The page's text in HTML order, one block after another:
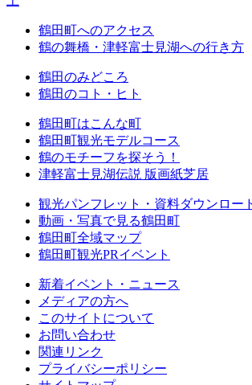
鶴田町へのアクセス
鶴の舞橋・津軽富士見湖への行き方
鶴田のみどころ
鶴田のコト・ヒト
鶴田町はこんな町
鶴田町観光モデルコース
鶴のモチーフを探そう！
津軽富士見湖伝説 版画紙芝居
観光パンフレット・資料ダウンロー
動画・写真で見る鶴田町
鶴田町全域マップ
鶴田町観光PRイベント
新着イベント・ニュース
メディアの方へ
このサイトについて
お問い合わせ
関連リンク
プライバシーポリシー